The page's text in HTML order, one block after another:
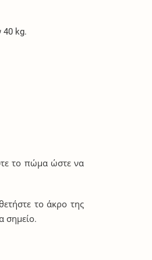
40 kg.
το πώμα ώστε να
το άκρο της
σημείο.